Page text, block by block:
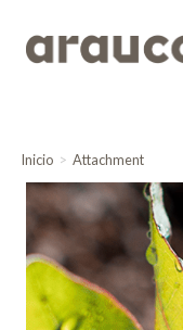
Inicio Attachment